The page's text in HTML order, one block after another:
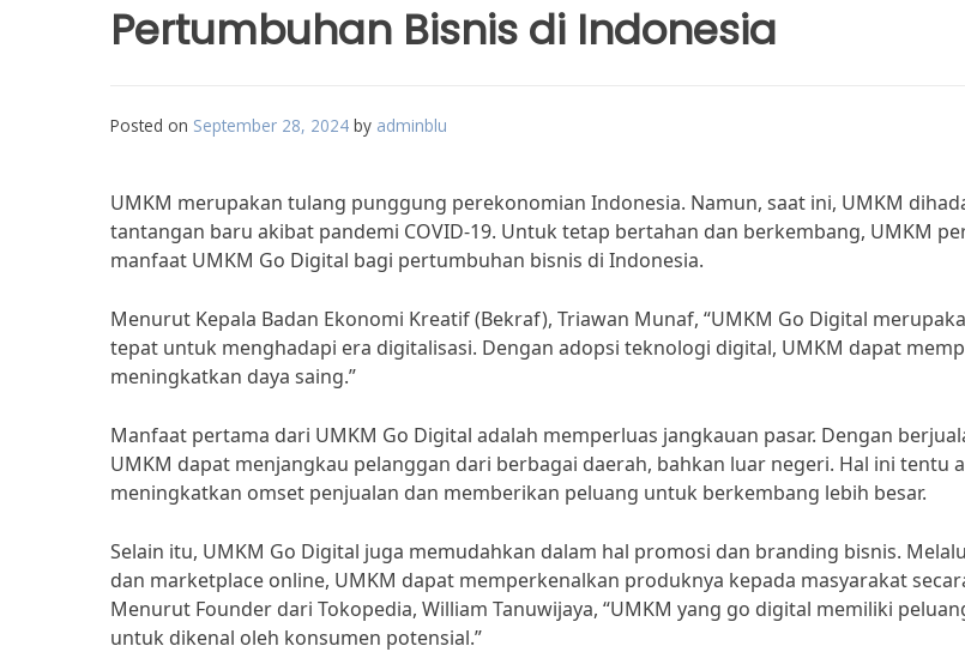
Pertumbuhan Bisnis di Indonesia
Posted on September 28, 2024 by adminblu
UMKM merupakan tulang punggung perekonomian Indonesia. Namun, saat ini, UMKM
tantangan baru akibat pandemi COVID-19. Untuk tetap bertahan dan berkembang, UMKM
manfaat UMKM Go Digital bagi pertumbuhan bisnis di Indonesia.
Menurut Kepala Badan Ekonomi Kreatif (Bekraf), Triawan Munaf, “UMKM Go Digital
tepat untuk menghadapi era digitalisasi. Dengan adopsi teknologi digital, UMKM dapat
meningkatkan daya saing.”
Manfaat pertama dari UMKM Go Digital adalah memperluas jangkauan pasar. Dengan
UMKM dapat menjangkau pelanggan dari berbagai daerah, bahkan luar negeri. Hal ini tentu
meningkatkan omset penjualan dan memberikan peluang untuk berkembang lebih besar.
Selain itu, UMKM Go Digital juga memudahkan dalam hal promosi dan branding bisnis.
dan marketplace online, UMKM dapat memperkenalkan produknya kepada masyarakat
Menurut Founder dari Tokopedia, William Tanuwijaya, “UMKM yang go digital memiliki
untuk dikenal oleh konsumen potensial.”